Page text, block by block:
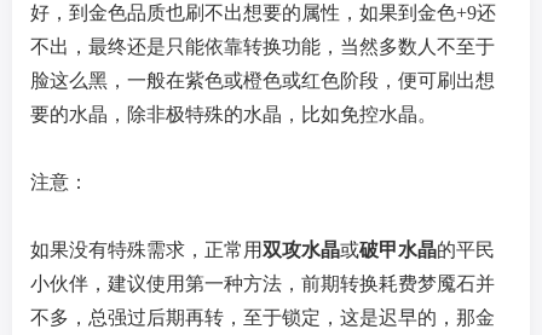
好，到金色品质也刷不出想要的属性，如果到金色+9还
不出，最终还是只能依靠转换功能，当然多数人不至于
脸这么黑，一般在紫色或橙色或红色阶段，便可刷出想
要的水晶，除非极特殊的水晶，比如免控水晶。
注意：
如果没有特殊需求，正常用双攻水晶或破甲水晶的平民
小伙伴，建议使用第一种方法，前期转换耗费梦魇石并
不多，总强过后期再转，至于锁定，这是迟早的，那金